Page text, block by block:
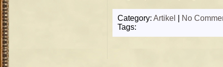
Category: Artikel
No
Tags: